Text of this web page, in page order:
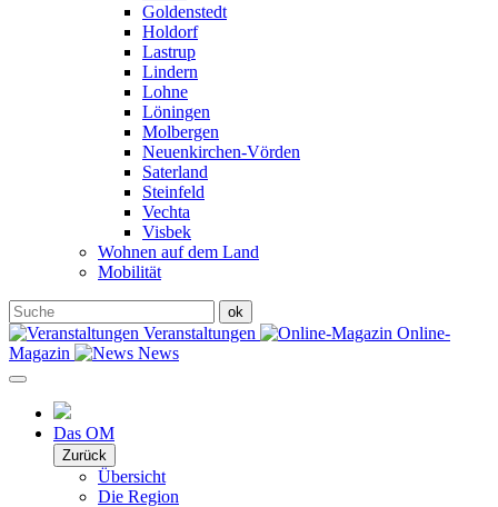
Goldenstedt
Holdorf
Lastrup
Lindern
Lohne
Löningen
Molbergen
Neuenkirchen-Vörden
Saterland
Steinfeld
Vechta
Visbek
Wohnen auf dem Land
Mobilität
Veranstaltungen
Online-
Magazin
News
Das OM
Zurück
Übersicht
Die Region